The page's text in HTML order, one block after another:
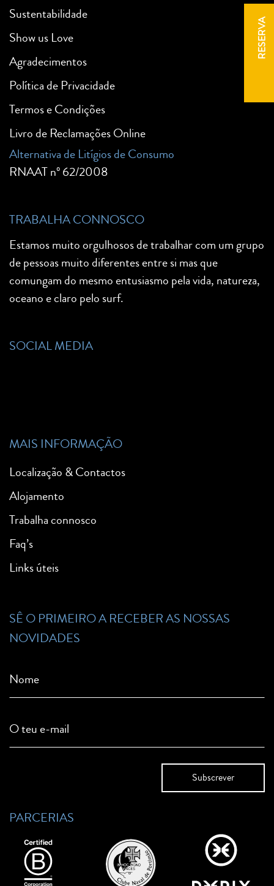
RESERVA
Sustentabilidade
Show us Love
Agradecimentos
Política de Privacidade
Termos e Condições
Livro de Reclamações Online
Alternativa de Litígios de Consumo
RNAAT nº 62/2008
TRABALHA CONNOSCO
Estamos muito orgulhosos de trabalhar com um grupo
de pessoas muito diferentes entre si mas que
comungam do mesmo entusiasmo pela vida, natureza,
oceano e claro pelo surf.
SOCIAL MEDIA
MAIS INFORMAÇÃO
Localização & Contactos
Alojamento
Trabalha connosco
Faq’s
Links úteis
SÊ O PRIMEIRO A RECEBER AS NOSSAS
NOVIDADES
Nome
O teu e-mail
PARCERIAS